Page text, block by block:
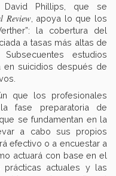
David Phillips, que se
Review, apoya lo que los
la cobertura del
a tasas más altas de
Subsecuentes estudios
en suicidios después de
que los profesionales
fase preparatoria de
se fundamentan en la
a cabo sus propios
efectivo o a encuestar a
actuará con base en el
actuales y las